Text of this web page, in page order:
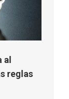
al
reglas